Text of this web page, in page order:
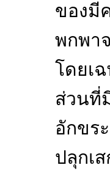
ของมี
พกพา
โดยเ
ส่วนที่
อักขร
ปลุกเ